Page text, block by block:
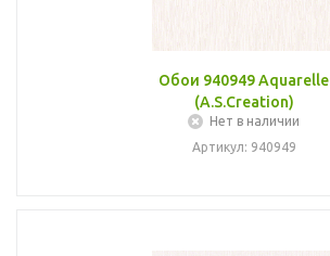
Обои 940949 Aquarelle
(A.S.Creation)
Нет в наличии
Артикул: 940949